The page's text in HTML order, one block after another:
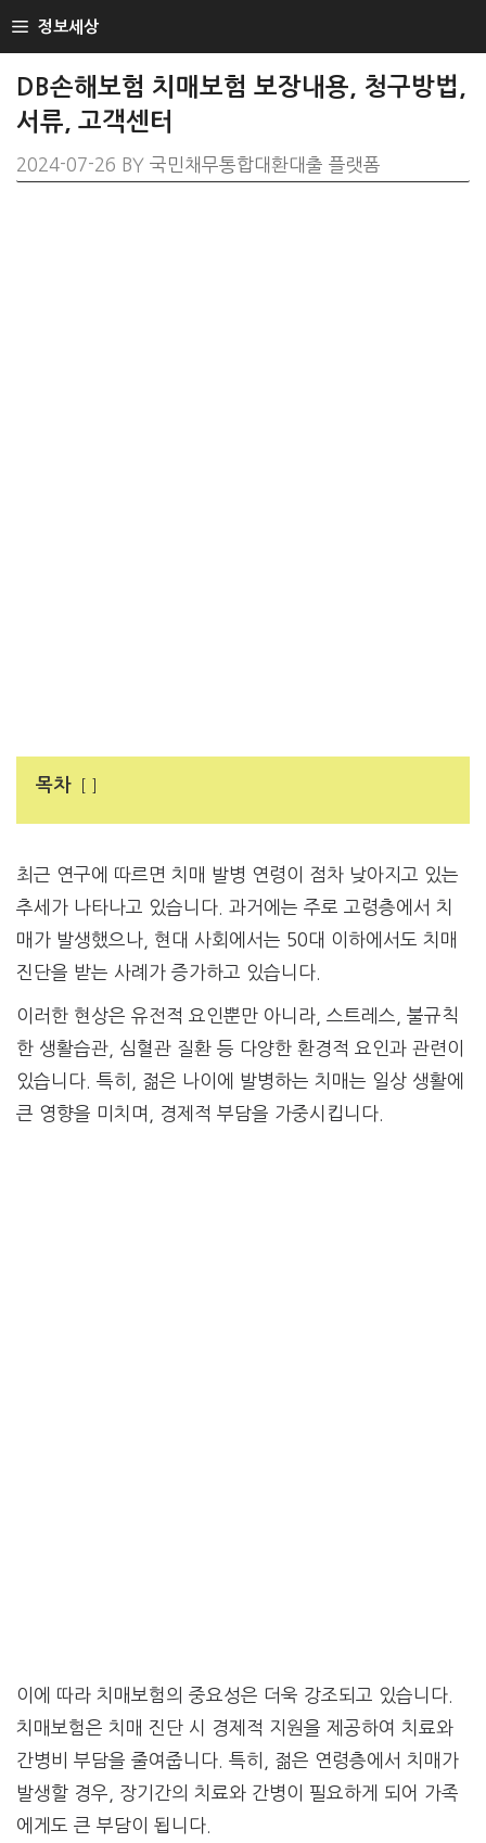
TO
정보세상
DB손해보험 치매보험 보장내용, 청구방법,
서류, 고객센터
2024-07-26 BY 국민채무통합대환대출 플랫폼
목차
최근 연구에 따르면 치매 발병 연령이 점차 낮아지고 있는
추세가 나타나고 있습니다. 과거에는 주로 고령층에서 치
매가 발생했으나, 현대 사회에서는 50대 이하에서도 치매
진단을 받는 사례가 증가하고 있습니다.
이러한 현상은 유전적 요인뿐만 아니라, 스트레스, 불규칙
한 생활습관, 심혈관 질환 등 다양한 환경적 요인과 관련이
있습니다. 특히, 젊은 나이에 발병하는 치매는 일상 생활에
큰 영향을 미치며, 경제적 부담을 가중시킵니다.
이에 따라 치매보험의 중요성은 더욱 강조되고 있습니다.
치매보험은 치매 진단 시 경제적 지원을 제공하여 치료와
간병비 부담을 줄여줍니다. 특히, 젊은 연령층에서 치매가
발생할 경우, 장기간의 치료와 간병이 필요하게 되어 가족
에게도 큰 부담이 됩니다.